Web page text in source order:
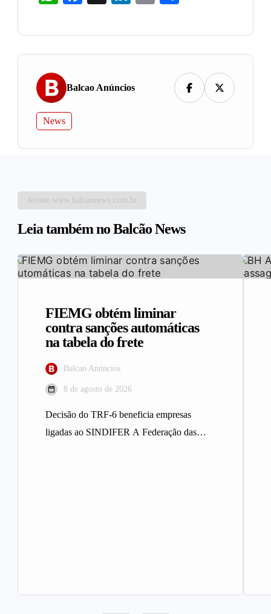
Balcao Anúncios
News
Acesse www.balcaonews.com.br
Leia também no Balcão News
FIEMG obtém liminar
contra sanções automáticas
na tabela do frete
Balcao Anúncios
8 de agosto de 2026
Decisão do TRF-6 beneficia empresas
ligadas ao SINDIFER A Federação das